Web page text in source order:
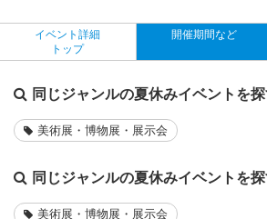
イベント詳細
トップ
開催期間など
同じジャンルの夏休みイベントを探
美術展・博物展・展示会
同じジャンルの夏休みイベントを探
美術展・博物展・展示会